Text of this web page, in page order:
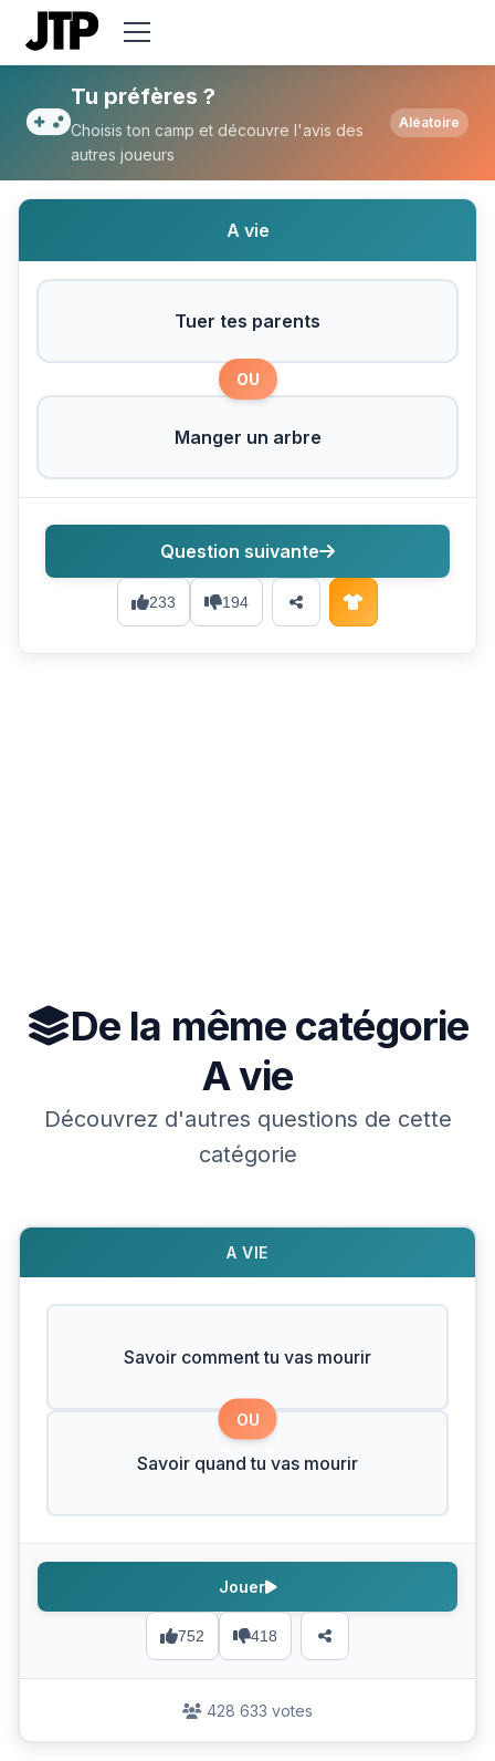
Tu préfères Tuer tes parents ou Manger
Tu préfères ?
Choisis ton camp et découvre l'avis des
autres joueurs
Aléatoire
A vie
Tuer tes parents
OU
Manger un arbre
233 194
Question suivante
De la même catégorie
A vie
Découvrez d'autres questions de cette
catégorie
A VIE
Savoir comment tu vas mourir
OU
Savoir quand tu vas mourir
752 418
Jouer
428 633 votes